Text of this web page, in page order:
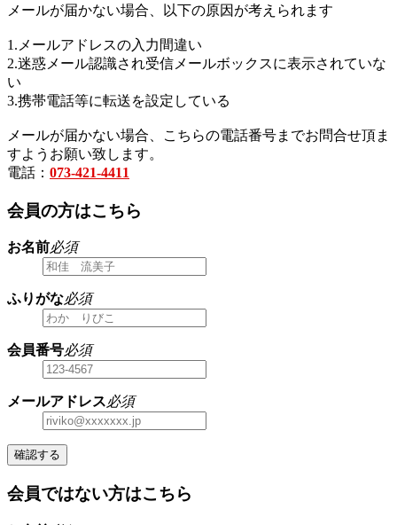
メールが届かない場合、以下の原因が考えられます
1.メールアドレスの入力間違い
2.迷惑メール認識され受信メールボックスに表示されていな
い
3.携帯電話等に転送を設定している
メールが届かない場合、こちらの電話番号までお問合せ頂ま
すようお願い致します。
電話： 073-421-4411
会員の方はこちら
お名前必須
ふりがな必須
会員番号必須
メールアドレス必須
確認する
会員ではない方はこちら